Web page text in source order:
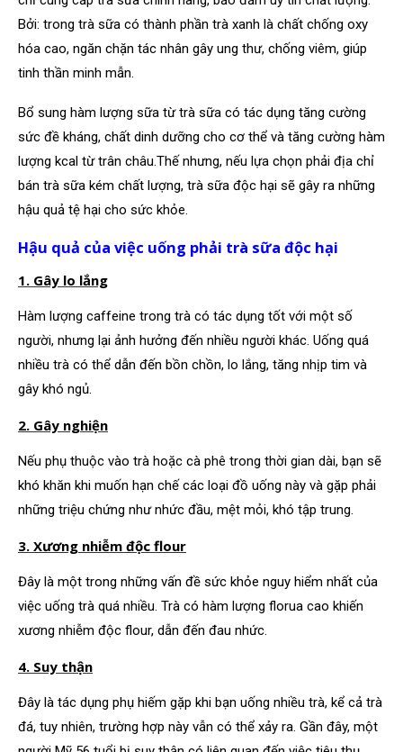
Bởi: trong trà sữa có thành phần trà xanh là chất chống oxy
hóa cao, ngăn chặn tác nhân gây ung thư, chống viêm, giúp
tinh thần minh mẫn.
Bổ sung hàm lượng sữa từ trà sữa có tác dụng tăng cường
sức đề kháng, chất dinh dưỡng cho cơ thể và tăng cường hàm
lượng kcal từ trân châu.Thế nhưng, nếu lựa chọn phải địa chỉ
bán trà sữa kém chất lượng, trà sữa độc hại sẽ gây ra những
hậu quả tệ hại cho sức khỏe.
Hậu quả của việc uống phải trà sữa độc hại
1. Gây lo lắng
Hàm lượng caffeine trong trà có tác dụng tốt với một số
người, nhưng lại ảnh hưởng đến nhiều người khác. Uống quá
nhiều trà có thể dẫn đến bồn chồn, lo lắng, tăng nhịp tim và
gây khó ngủ.
2. Gây nghiện
Nếu phụ thuộc vào trà hoặc cà phê trong thời gian dài, bạn sẽ
khó khăn khi muốn hạn chế các loại đồ uống này và gặp phải
những triệu chứng như nhức đầu, mệt mỏi, khó tập trung.
3. Xương nhiễm độc flour
Đây là một trong những vấn đề sức khỏe nguy hiểm nhất của
việc uống trà quá nhiều. Trà có hàm lượng florua cao khiến
xương nhiễm độc flour, dẫn đến đau nhức.
4. Suy thận
Đây là tác dụng phụ hiếm gặp khi bạn uống nhiều trà, kể cả trà
đá, tuy nhiên, trường hợp này vẫn có thể xảy ra. Gần đây, một